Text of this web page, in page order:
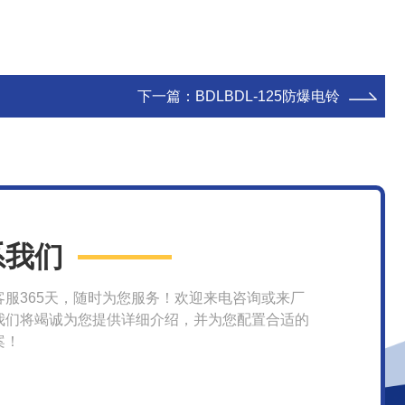
下一篇： BDLBDL-125防爆电铃
们
服365天，随时为您服务！欢迎来电咨询或来厂
们将竭诚为您提供详细介绍，并为您配置合适的